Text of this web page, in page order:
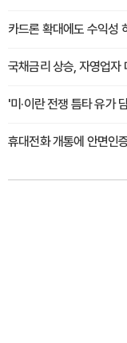
카드론 확대에도 수익성
국채금리 상승, 자영업자
'미·이란 전쟁 틈타 유가
휴대전화 개통에 안면인